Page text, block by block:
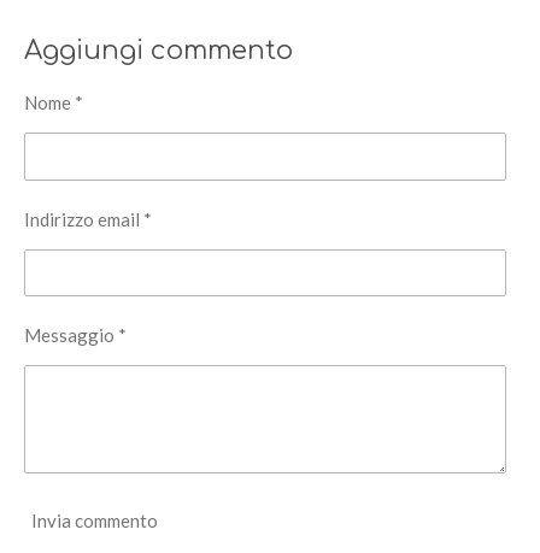
d
i
i
d
i
d
i
i
d
i
i
d
i
i
Aggiungi commento
Nome *
Indirizzo email *
Messaggio *
Invia commento